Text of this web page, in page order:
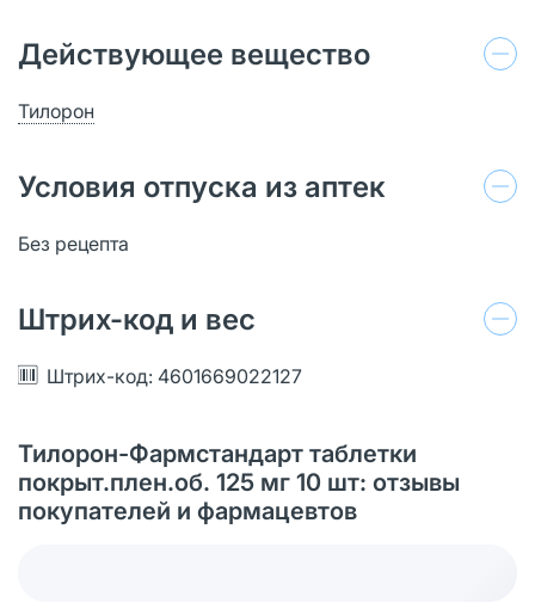
Действующее вещество
Тилорон
Условия отпуска из аптек
Без рецепта
Штрих-код и вес
Штрих-код: 4601669022127
Тилорон-Фармстандарт таблетки
покрыт.плен.об. 125 мг 10 шт: отзывы
покупателей и фармацевтов